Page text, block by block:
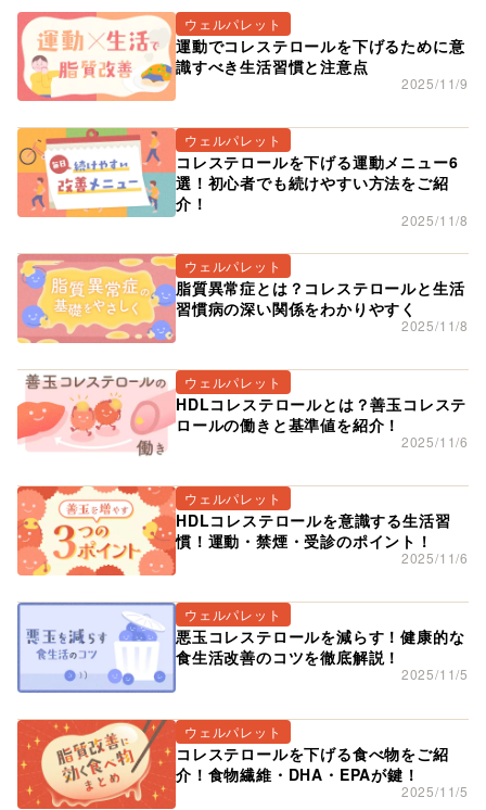
ウェルパレット
運動でコレステロールを下げるために意
識すべき生活習慣と注意点
2025/11/9
ウェルパレット
コレステロールを下げる運動メニュー6
選！初心者でも続けやすい方法をご紹
介！
2025/11/8
ウェルパレット
脂質異常症とは？コレステロールと生活
習慣病の深い関係をわかりやすく
2025/11/8
ウェルパレット
HDLコレステロールとは？善玉コレステ
ロールの働きと基準値を紹介！
2025/11/6
ウェルパレット
HDLコレステロールを意識する生活習
慣！運動・禁煙・受診のポイント！
2025/11/6
ウェルパレット
悪玉コレステロールを減らす！健康的な
食生活改善のコツを徹底解説！
2025/11/5
ウェルパレット
コレステロールを下げる食べ物をご紹
介！食物繊維・DHA・EPAが鍵！
2025/11/5